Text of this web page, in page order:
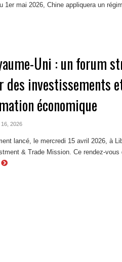
1er mai 2026, Chine appliquera un
Uni : un forum
des investissements
économique
2026
lancé, le mercredi 15 avril 2026, à
& Trade Mission. Ce rendez-vous